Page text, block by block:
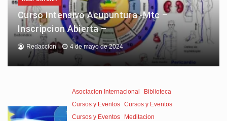
Curso Intensivo Acupuntura -Mtc –
Inscripcion Abierta –
Redaccion 4 de mayo de 2024
Asociacion Internacional
Biblioteca
Cursos y Eventos Cursos y Eventos
Cursos y Eventos
Meditacion